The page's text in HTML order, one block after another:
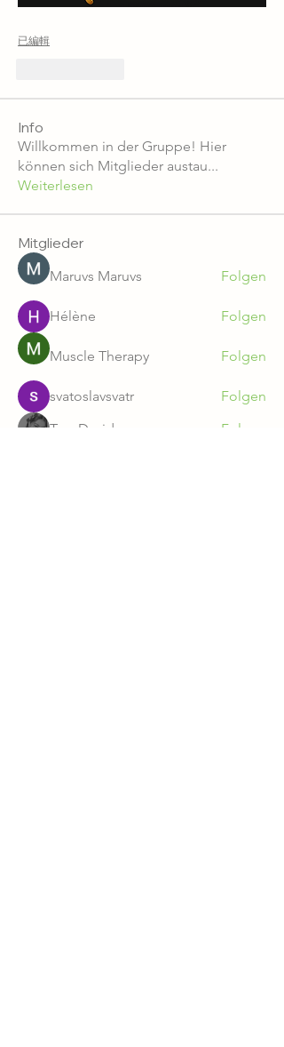
已編輯
Info
Willkommen in der Gruppe! Hier
können sich Mitglieder austau...
Weiterlesen
Mitglieder
Maruvs Maruvs Folgen
Hélène Folgen
Muscle Therapy Folgen
svatoslavsvatr
Folgen
Tara Doridy
Folgen